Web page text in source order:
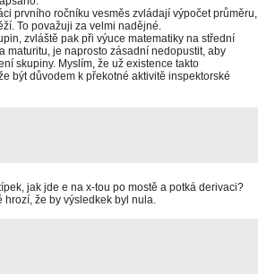
prvního ročníku vesměs zvládají výpočet průměru,
To považuji za velmi nadějné.
zvláště pak při výuce matematiky na střední
maturitu, je naprosto zásadní nedopustit, aby
skupiny. Myslím, že už existence takto
být důvodem k překotné aktivitě inspektorské
jak jde e na x-tou po mostě a potká derivaci?
hrozí, že by výsledkek byl nula.